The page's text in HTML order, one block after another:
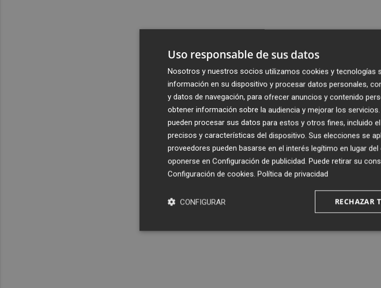
Uso responsable de sus datos
Nosotros y nuestros socios utilizamos cookies y tecnologías
información en su dispositivo y procesar datos personales,
y datos de navegación, para ofrecer anuncios y contenido
obtener información sobre la audiencia y mejorar los servicios.
pueden procesar sus datos para estos y otros fines, incluido
precisos y características del dispositivo. Sus elecciones se
proveedores pueden basarse en el interés legítimo en lugar
oponerse en Configuración de publicidad. Puede retirar su
Configuración de cookies. Política de privacidad
RECHAZAR
CONFIGURAR